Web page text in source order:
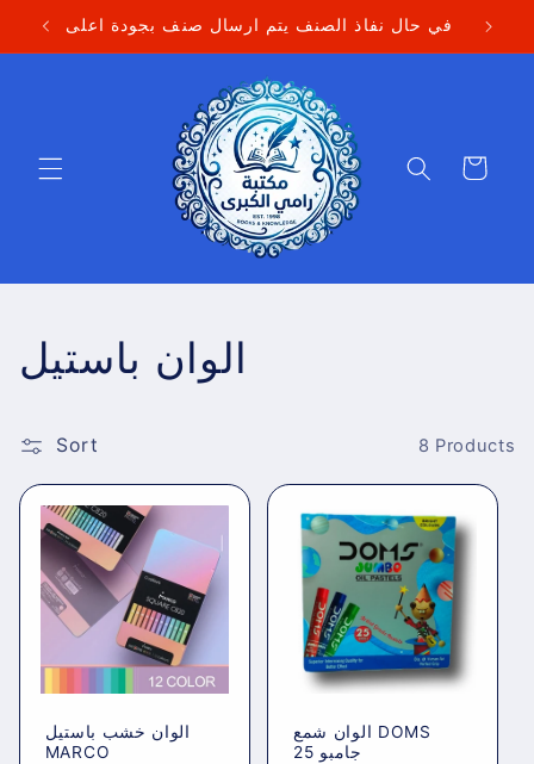
Skip to
content
في حال نفاذ الصنف يتم ارسال صنف بجودة اعلى
Cart
C
l
l
e
c
الوان باستيل
Sort 8 Products
الوان خشب باستيل
MARCO
الوان شمع DOMS
جامبو 25